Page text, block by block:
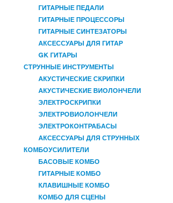
ГИТАРНЫЕ ПЕДАЛИ
ГИТАРНЫЕ ПРОЦЕССОРЫ
ГИТАРНЫЕ СИНТЕЗАТОРЫ
АКСЕССУАРЫ ДЛЯ ГИТАР
GK ГИТАРЫ
СТРУННЫЕ ИНСТРУМЕНТЫ
АКУСТИЧЕСКИЕ СКРИПКИ
АКУСТИЧЕСКИЕ ВИОЛОНЧЕЛИ
ЭЛЕКТРОСКРИПКИ
ЭЛЕКТРОВИОЛОНЧЕЛИ
ЭЛЕКТРОКОНТРАБАСЫ
АКСЕССУАРЫ ДЛЯ СТРУННЫХ
КОМБОУСИЛИТЕЛИ
БАСОВЫЕ КОМБО
ГИТАРНЫЕ КОМБО
КЛАВИШНЫЕ КОМБО
КОМБО ДЛЯ СЦЕНЫ